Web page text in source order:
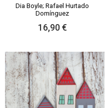
Dia Boyle; Rafael Hurtado
Domínguez
16,90 €